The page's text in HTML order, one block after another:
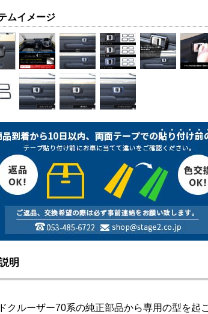
ムイメージ
明
クルーザー70系の純正部品から専用の型を起